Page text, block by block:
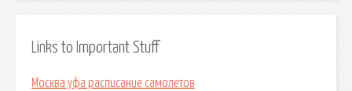
Links to Important Stuff
Москва уфа расписание самолетов